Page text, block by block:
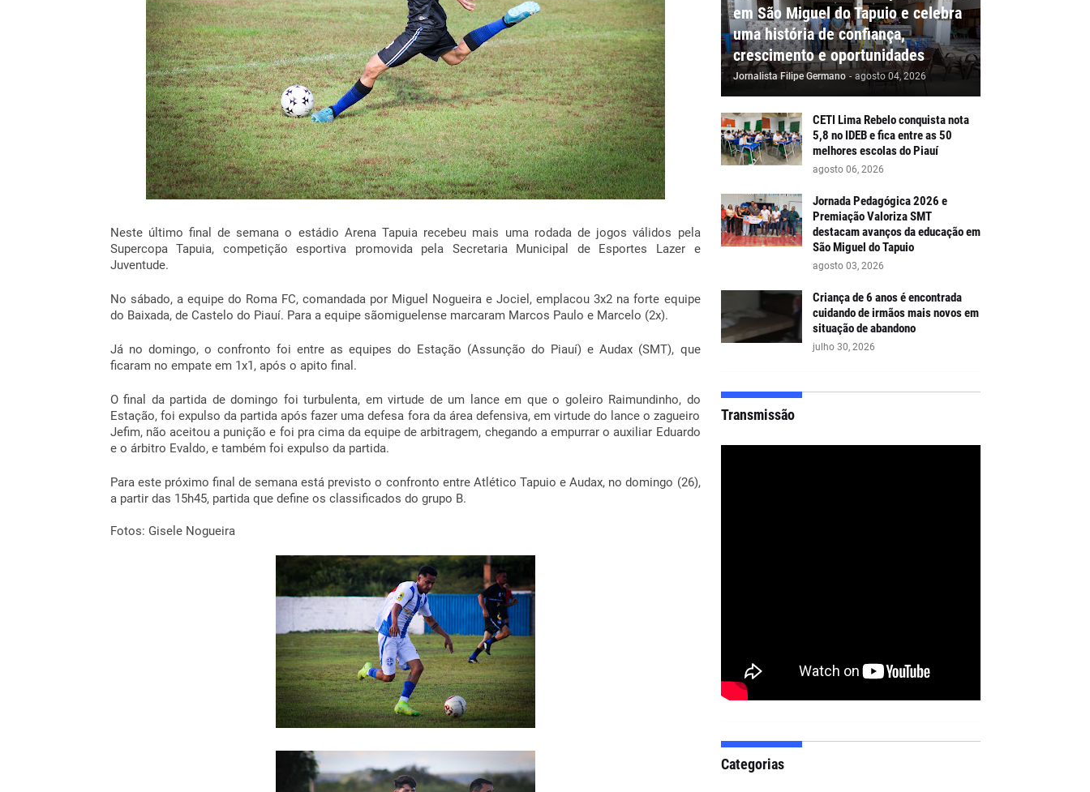
Neste último final de semana o estádio Arena Tapuia recebeu mais uma rodada de jogos válidos pela
Supercopa Tapuia, competição esportiva promovida pela Secretaria Municipal de Esportes Lazer e
Juventude.
No sábado, a equipe do Roma FC, comandada por Miguel Nogueira e Jociel, emplacou 3x2 na forte equipe
do Baixada, de Castelo do Piauí. Para a equipe sãomiguelense marcaram Marcos Paulo e Marcelo (2x).
Já no domingo, o confronto foi entre as equipes do Estação (Assunção do Piauí) e Audax (SMT), que
ficaram no empate em 1x1, após o apito final.
O final da partida de domingo foi turbulenta, em virtude de um lance em que o goleiro Raimundinho, do
Estação, foi expulso da partida após fazer uma defesa fora da área defensiva, em virtude do lance o zagueiro
Jefim, não aceitou a punição e foi pra cima da equipe de arbitragem, chegando a empurrar o auxiliar Eduardo
e o árbitro Evaldo, e também foi expulso da partida.
Para este próximo final de semana está previsto o confronto entre Atlético Tapuio e Audax, no domingo (26),
a partir das 15h45, partida que define os classificados do grupo B.
Fotos: Gisele Nogueira
em São Miguel do Tapuio e celebra
uma história de confiança,
crescimento e oportunidades
Jornalista Filipe Germano - agosto 04, 2026
CETI Lima Rebelo conquista nota
5,8 no IDEB e fica entre as 50
melhores escolas do Piauí
agosto 06, 2026
Jornada Pedagógica 2026 e
Premiação Valoriza SMT
destacam avanços da educação em
São Miguel do Tapuio
agosto 03, 2026
Criança de 6 anos é encontrada
cuidando de irmãos mais novos em
situação de abandono
julho 30, 2026
Transmissão
Categorias